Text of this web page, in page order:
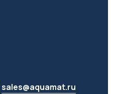
sales@aquamat.ru